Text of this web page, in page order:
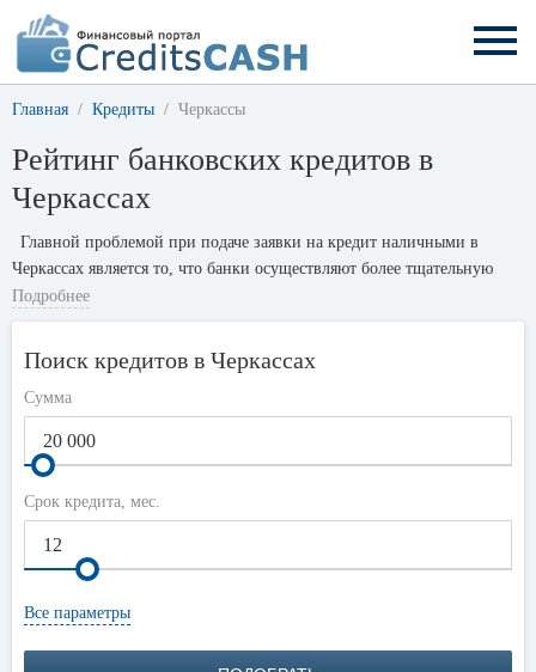
Главная Кредиты Черкассы
Рейтинг банковских кредитов в
Черкассах
Главной проблемой при подаче заявки на кредит наличными в
Черкассах является то, что банки осуществляют более тщательную
проверку заемщиков, чтобы выяснить их уровень
платежеспособности. Но это и следовало ожидать, когда клиент
предоставления залога.
Но существуют способы, чтобы значительно улучшить шансы на
получение кредита хорошего кредитора. Для этого просто необходимо
выполнить следующие несколько шагов, каждый из которых может
значительно увеличить ваши шансы на одобрение кредита, помогая
избежать многих проблем. Пока уровень принимаемого риска
приемлемо низкий, банк всегда может одобрить выдачу кредита.
Чтобы свести к минимуму этот риск, заемщику необходимо доказать
что все выплаты в срок – без сучка и задоринки. Однако
Подробнее
Поиск кредитов в Черкассах
Сумма
Срок кредита, мес.
Все параметры